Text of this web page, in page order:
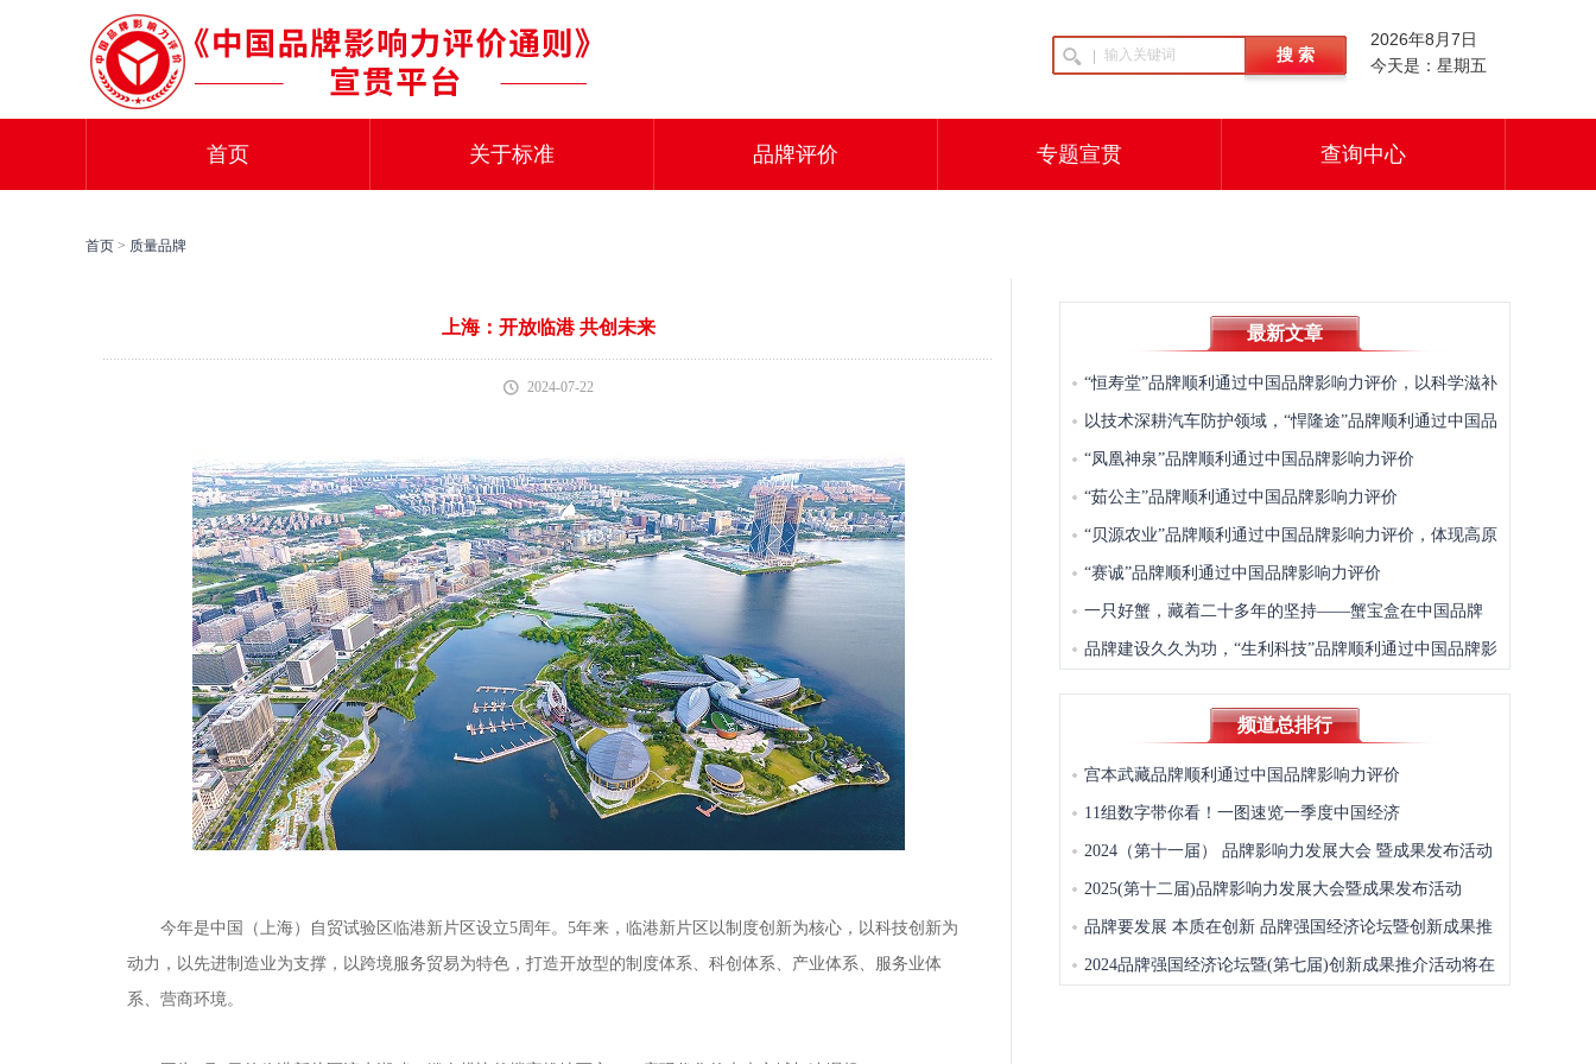
2026年8月7日
今天是：星期五
首页 关于标准 品牌评价 专题宣贯 查询中心
首页 > 质量品牌
上海：开放临港 共创未来
2024-07-22
今年是中国（上海）自贸试验区临港新片区设立5周年。5年来，临港新片区以制度创新为核心，以科技创新为
动力，以先进制造业为支撑，以跨境服务贸易为特色，打造开放型的制度体系、科创体系、产业体系、服务业体
系、营商环境。
最新文章
“恒寿堂”品牌顺利通过中国品牌影响力评价，以科学滋补
推动东方养生智慧传承发展
以技术深耕汽车防护领域，“悍隆途”品牌顺利通过中国品
牌影响力评价
“凤凰神泉”品牌顺利通过中国品牌影响力评价
“茹公主”品牌顺利通过中国品牌影响力评价
“贝源农业”品牌顺利通过中国品牌影响力评价，体现高原
特色农业综合服务能力
“赛诚”品牌顺利通过中国品牌影响力评价
一只好蟹，藏着二十多年的坚持——蟹宝盒在中国品牌
影响力评价中被评价为“领先品牌”
品牌建设久久为功，“生利科技”品牌顺利通过中国品牌影
频道总排行
宫本武藏品牌顺利通过中国品牌影响力评价
11组数字带你看！一图速览一季度中国经济
2024（第十一届） 品牌影响力发展大会 暨成果发布活动
在京召开
2025(第十二届)品牌影响力发展大会暨成果发布活动
品牌要发展 本质在创新 品牌强国经济论坛暨创新成果推
介活动将举办
2024品牌强国经济论坛暨(第七届)创新成果推介活动将在